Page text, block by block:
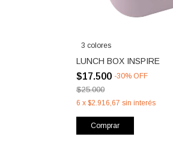
3 colores
LUNCH BOX INSPIRE
$17.500 -30% OFF
$25.000
6 x $2.916,67 sin interés
Comprar